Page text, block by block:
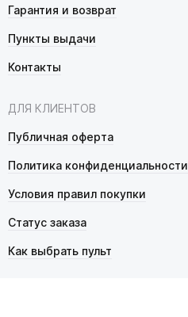
Гарантия и возврат
Пункты выдачи
Контакты
ДЛЯ КЛИЕНТОВ
Публичная оферта
Политика конфиденциальности
Условия правил покупки
Статус заказа
Как выбрать пульт